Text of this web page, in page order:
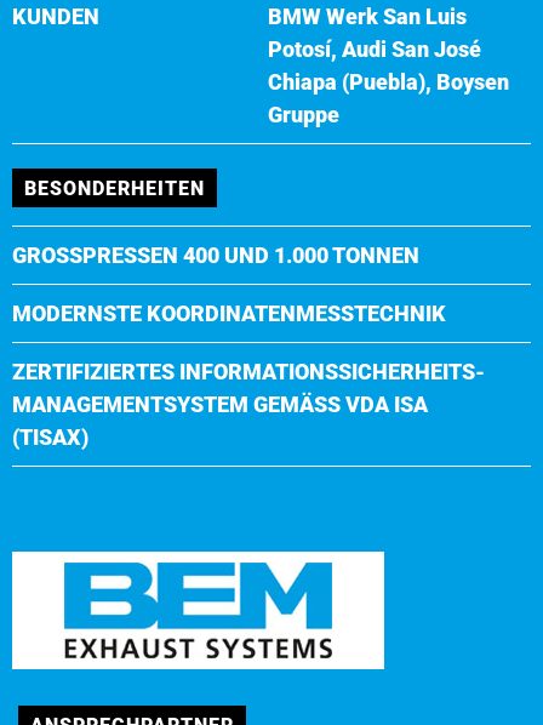
KUNDEN
BMW Werk San Luis
Potosí, Audi San José
Chiapa (Puebla), Boysen
Gruppe
BESONDERHEITEN
GROSSPRESSEN 400 UND 1.000 TONNEN
MODERNSTE KOORDINATENMESSTECHNIK
ZERTIFIZIERTES INFORMATIONSSICHERHEITS-
MANAGEMENTSYSTEM GEMÄSS VDA ISA (
TISAX)